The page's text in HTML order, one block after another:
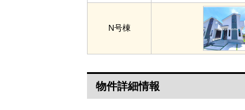
N号棟
物件詳細情報